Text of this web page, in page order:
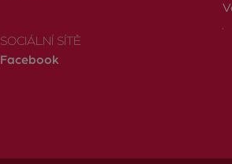
SOCIÁLNÍ SÍTĚ
Facebook